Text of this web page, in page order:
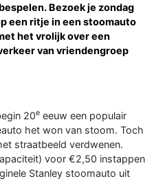
Bezoek je zondag
een ritje in een stoomauto
het vrolijk over een
van vriendengroep
20e eeuw een populair
het won van stoom. Toch
straatbeeld verdwenen.
voor €2,50 instappen
Stanley stoomauto uit